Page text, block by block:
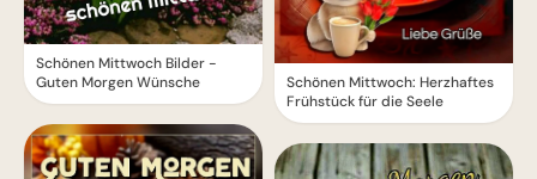
Schönen Mittwoch Bilder -
Guten Morgen Wünsche
Schönen Mittwoch: Herzhaftes
Frühstück für die Seele